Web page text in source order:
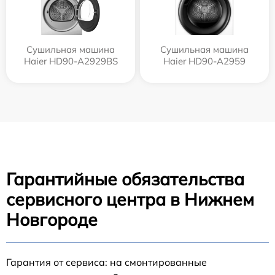
Сушильная машина
Haier HD90-A2929BS
Сушильная машина
Haier HD90-A2959
Гарантийные обязательства
сервисного центра в Нижнем
Новгороде
Гарантия от сервиса: на смонтированные